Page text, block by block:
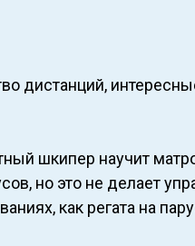
дистанций,
шкипер научит
но это не делает
как регата на